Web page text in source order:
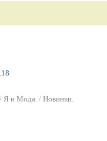
/ Я и Мода. / Новинки.